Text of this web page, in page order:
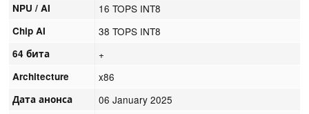
NPU / AI 16 TOPS INT8
Chip AI 38 TOPS INT8
64 бита +
Architecture x86
Дата анонса 06 January 2025